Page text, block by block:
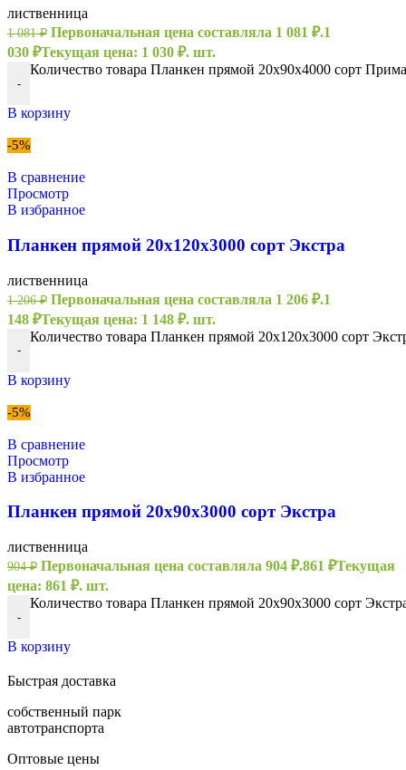
лиственница
1 081₽ Первоначальная цена составляла 1 081 ₽.1
030 ₽Текущая цена: 1 030 ₽. шт.
-
Количество товара Планкен прямой 20х90х4000 сорт Прима
В корзину
-5%
В сравнение
Просмотр
В избранное
Планкен прямой 20х120х3000 сорт Экстра
лиственница
1 206₽ Первоначальная цена составляла 1 206 ₽.1
148 ₽Текущая цена: 1 148 ₽. шт.
-
Количество товара Планкен прямой 20х120х3000 сорт
В корзину
-5%
В сравнение
Просмотр
В избранное
Планкен прямой 20х90х3000 сорт Экстра
лиственница
904₽ Первоначальная цена составляла 904 ₽.861 ₽Текущая
цена: 861 ₽. шт.
-
Количество товара Планкен прямой 20х90х3000 сорт
В корзину
Быстрая доставка
собственный парк
автотранспорта
Оптовые цены